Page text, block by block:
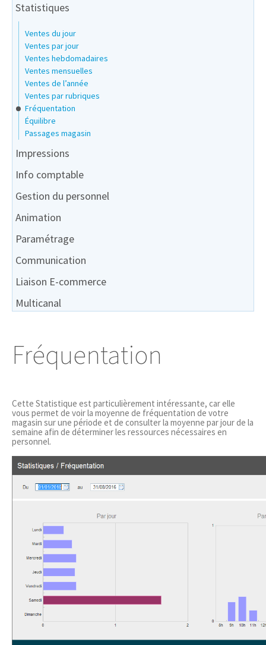
Statistiques
Ventes du jour
Ventes par jour
Ventes hebdomadaires
Ventes mensuelles
Ventes de l’année
Ventes par rubriques
Fréquentation
Équilibre
Passages magasin
Impressions
Info comptable
Gestion du personnel
Animation
Paramétrage
Communication
Liaison E-commerce
Multicanal
Fréquentation
Cette Statistique est particulièrement intéressante, car elle
vous permet de voir la moyenne de fréquentation de votre
magasin sur une période et de consulter la moyenne par jour de la
semaine afin de déterminer les ressources nécessaires en
personnel.